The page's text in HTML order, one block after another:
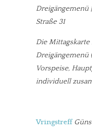
Dreigängemenü
Straße 31
Die
Dreigängemenü
Vorspeise,
individuell
Vringstreff